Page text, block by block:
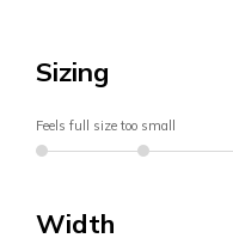
Sizing
Feels full size too small
Width